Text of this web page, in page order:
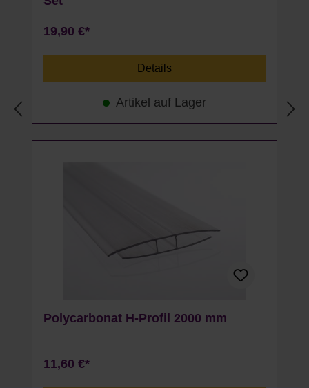
19,90 €*
Details
Artikel auf Lager
Polycarbonat H-Profil 2000 mm
11,60 €*